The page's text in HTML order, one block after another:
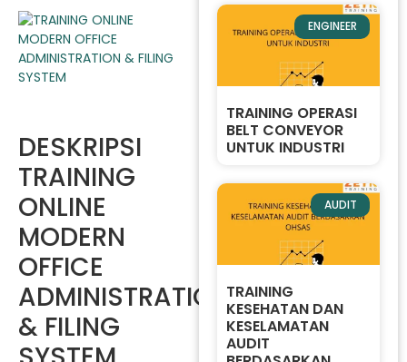
DESKRIPSI
TRAINING
ONLINE
MODERN
OFFICE
ADMINISTRATION
& FILING
ENGINEER
TRAINING OPERASI
BELT CONVEYOR
UNTUK INDUSTRI
AUDIT
TRAINING
KESEHATAN DAN
KESELAMATAN
AUDIT